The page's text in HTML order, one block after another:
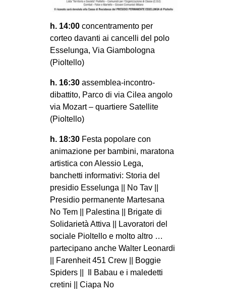
h. 14:00 concentramento per
corteo davanti ai cancelli del polo
Esselunga, Via Giambologna
(Pioltello)
h. 16:30 assemblea-incontro-
dibattito, Parco di via Cilea angolo
via Mozart – quartiere Satellite
(Pioltello)
h. 18:30 Festa popolare con
animazione per bambini, maratona
artistica con Alessio Lega,
banchetti informativi: Storia del
presidio Esselunga || No Tav ||
Presidio permanente Martesana
No Tem || Palestina || Brigate di
Solidarietà Attiva || Lavoratori del
sociale Pioltello e molto altro …
partecipano anche Walter Leonardi
|| Farenheit 451 Crew || Boggie
Spiders || Il Babau e i maledetti
cretini || Ciapa No